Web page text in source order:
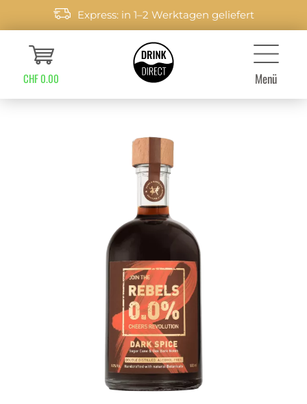
Express: in 1–2 Werktagen geliefert
CHF 0.00 Menü